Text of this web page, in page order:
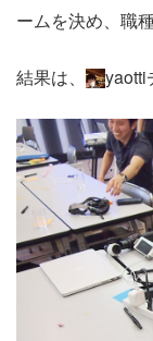
ームを決め、職
結果は、 yaotti